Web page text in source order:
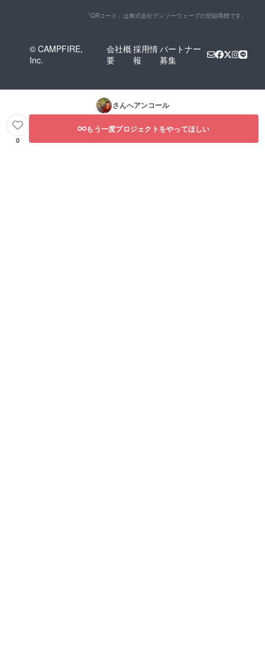
「QRコード」は株式会社デンソーウェーブの登録商標です。
© CAMPFIRE,
Inc.
会社概
要
採用情
報
パートナー
募集
さんへアンコール
0
もう一度プロジェクトをやってほしい